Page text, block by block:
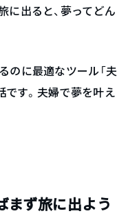
に出ると、夢ってどん
のに最適なツール「夫
です。夫婦で夢を叶え
まず旅に出よう